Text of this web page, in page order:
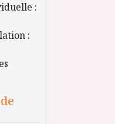
:
: